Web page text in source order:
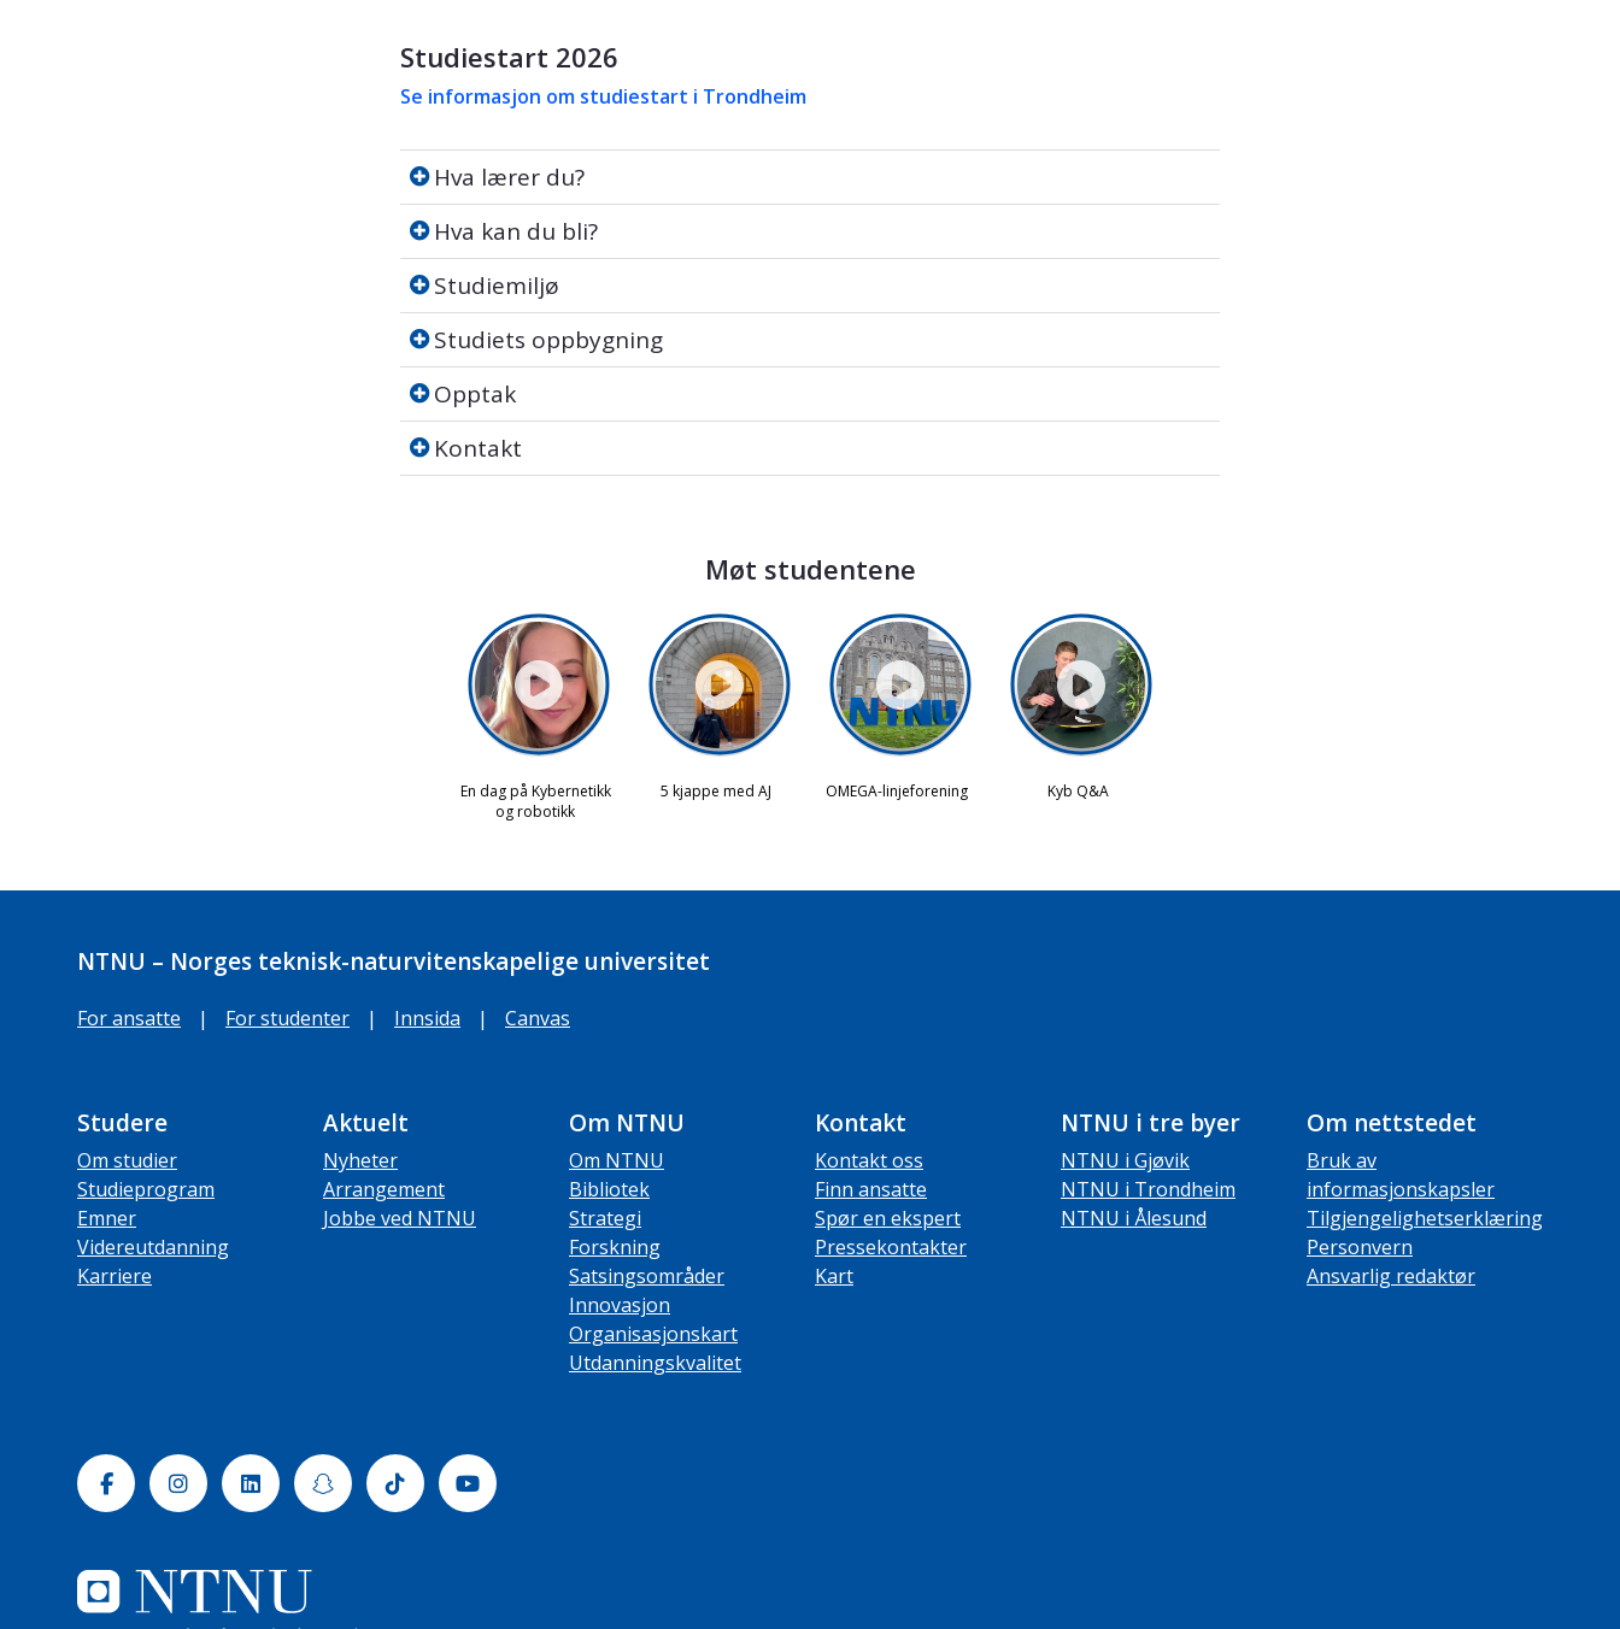
Studiestart 2026
Se informasjon om studiestart i Trondheim
Hva lærer du?
Hva lærer du?
Hva kan du bli?
Hva kan du bli?
Studiemiljø
Studiemiljø
Studiets oppbygning
Studiets oppbygning
Opptak
Opptak
Kontakt
Kontakt
Møt studentene
NTNU – Norges teknisk-naturvitenskapelige universitet
For ansatte | For studenter | Innsida | Canvas
Studere
Om studier
Studieprogram
Emner
Videreutdanning
Karriere
Aktuelt
Nyheter
Arrangement
Jobbe ved NTNU
Om NTNU
Om NTNU
Bibliotek
Strategi
Forskning
Satsingsområder
Innovasjon
Organisasjonskart
Utdanningskvalitet
Kontakt
Kontakt oss
Finn ansatte
Spør en ekspert
Pressekontakter
Kart
NTNU i tre byer
NTNU i Gjøvik
NTNU i Trondheim
NTNU i Ålesund
Om nettstedet
Bruk av
informasjonskapsler
Tilgjengelighetserklæring
Personvern
Ansvarlig redaktør
FacebookInstagramLinkedinSnapchatTiktok Youtube